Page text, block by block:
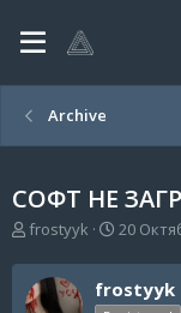
Archive
СОФТ НЕ
А
т
о
frostyyk
Д
т
а
20
frostyyk